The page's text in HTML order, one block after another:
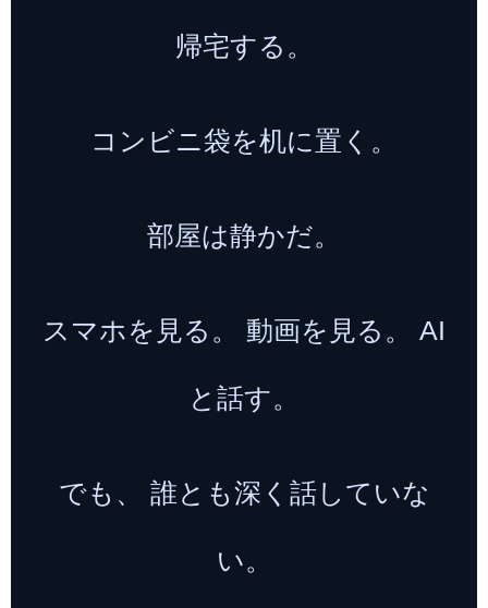
帰宅する。
コンビニ袋を机に置く。
部屋は静かだ。
スマホを見る。 動画を見る。 AI
と話す。
でも、 誰とも深く話していな
い。